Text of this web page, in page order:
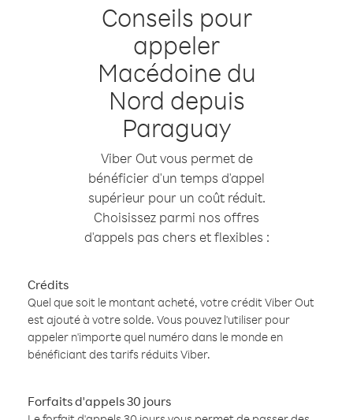
Conseils pour
appeler
Macédoine du
Nord depuis
Paraguay
Viber Out vous permet de
bénéficier d'un temps d'appel
supérieur pour un coût réduit.
Choisissez parmi nos offres
d'appels pas chers et flexibles :
Crédits
Quel que soit le montant acheté, votre crédit Viber Out
est ajouté à votre solde. Vous pouvez l'utiliser pour
appeler n'importe quel numéro dans le monde en
bénéficiant des tarifs réduits Viber.
Forfaits d'appels 30 jours